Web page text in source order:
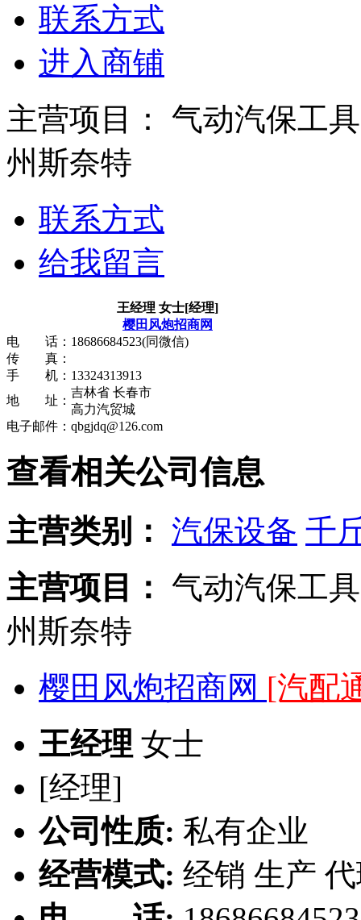
联系方式
进入商铺
主营项目： 气动汽保工
州斯奈特
联系方式
给我留言
王经理 女士[经理]
樱田风炮招商网
电 话： 18686684523(同微信)
传 真：
手 机： 13324313913
地 址：
吉林省 长春市
高力汽贸城
电子邮件： qbgjdq@126.com
查看相关公司信息
主营类别： 汽保设备 千
主营项目： 气动汽保工
州斯奈特
樱田风炮招商网 [汽配
王经理 女士
[经理]
公司性质: 私有企业
经营模式: 经销 生产